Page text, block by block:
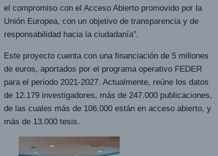
el compromiso con el Acceso Abierto promovido por la
Unión Europea, con un objetivo de transparencia y de
responsabilidad hacia la ciudadanía”.
Este proyecto cuenta con una financiación de 5 millones
de euros, aportados por el programa operativo FEDER
para el periodo 2021-2027. Actualmente, reúne los datos
de 12.179 investigadores, más de 247.000 publicaciones,
de las cuales más de 106.000 están en acceso abierto, y
más de 13.000 tesis.